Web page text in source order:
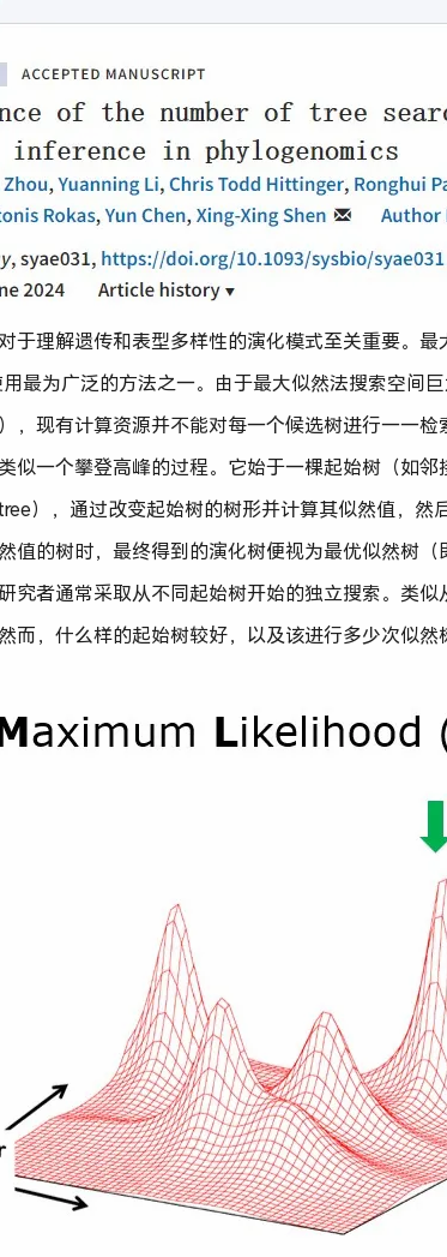
于理解遗传和表型多样性的演化模式至关重要。
最为广泛的方法之一。由于最大似然法搜索空间
，现有计算资源并不能对每一个候选树进行一一检
似一个攀登高峰的过程。它始于一棵起始树（如
），通过改变起始树的树形并计算其似然值，然
值的树时，最终得到的演化树便视为最优似然树
究者通常采取从不同起始树开始的独立搜索。类
而，什么样的起始树较好，以及该进行多少次似然